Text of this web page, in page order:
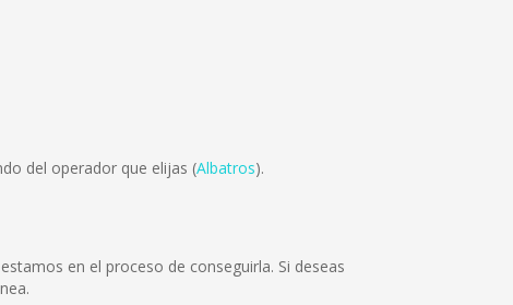
del operador que elijas (Albatros).
en el proceso de conseguirla. Si deseas